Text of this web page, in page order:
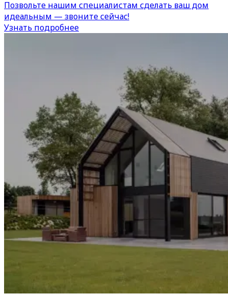
Позвольте нашим специалистам сделать ваш дом
идеальным — звоните сейчас!
Узнать подробнее